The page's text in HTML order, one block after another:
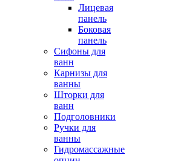
Лицевая
панель
Боковая
панель
Сифоны для
ванн
Карнизы для
ванны
Шторки для
ванн
Подголовники
Ручки для
ванны
Гидромассажные